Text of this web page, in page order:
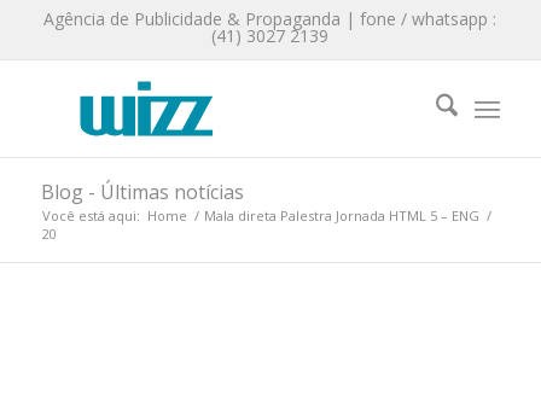
Agência de Publicidade & Propaganda | fone / whatsapp :
(41) 3027 2139
Blog - Últimas notícias
Você está aqui: Home / Mala direta Palestra Jornada HTML 5 – ENG /
20